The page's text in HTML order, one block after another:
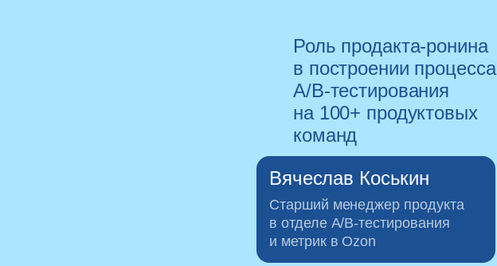
Роль продакта-ронина
в построении процесса
А/В-тестирования
на 100+ продуктовых
команд
Старший менеджер продукта
в отделе А/В-тестирования
и метрик в Ozon
Вячеслав Коськин